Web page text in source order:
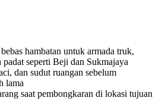
hambatan untuk armada truk,
padat seperti Beji dan Sukmajaya
dan sudut ruangan sebelum
lama
saat pembongkaran di lokasi tujuan